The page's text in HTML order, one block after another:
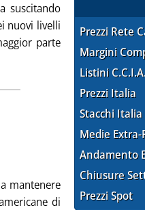
suscitando
nuovi livelli
parte
DISAGIO NELLA
mantenere
di
Prezzi Rete
Margini
Listini
Prezzi Italia
Stacchi Italia
Medie Extra-
Andamento
Chiusure
Prezzi Spot